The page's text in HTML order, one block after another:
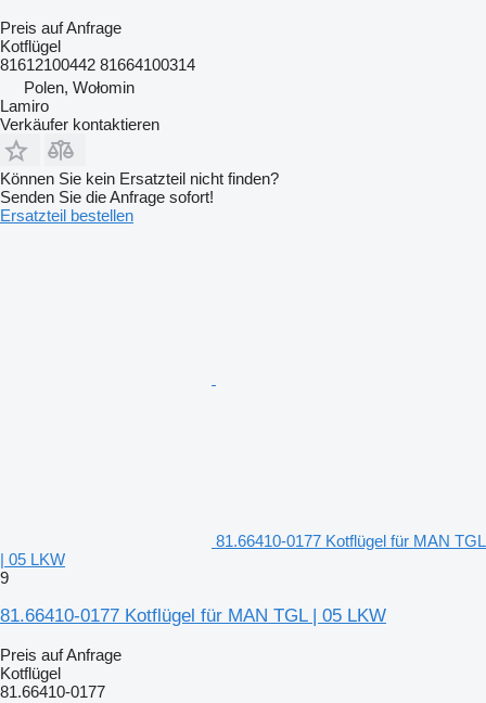
Preis auf Anfrage
Kotflügel
81612100442 81664100314
Polen, Wołomin
Lamiro
Verkäufer kontaktieren
Können Sie kein Ersatzteil nicht finden?
Senden Sie die Anfrage sofort!
Ersatzteil bestellen
81.66410-0177 Kotflügel für MAN TGL
| 05 LKW
9
81.66410-0177 Kotflügel für MAN TGL | 05 LKW
Preis auf Anfrage
Kotflügel
81.66410-0177